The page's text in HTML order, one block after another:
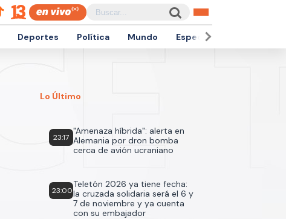
Deportes Política Mundo Espectáculos
Lo Último
23:17
"Amenaza híbrida": alerta en
Alemania por dron bomba
cerca de avión ucraniano
23:00
Teletón 2026 ya tiene fecha:
la cruzada solidaria será el 6 y
7 de noviembre y ya cuenta
con su embajador